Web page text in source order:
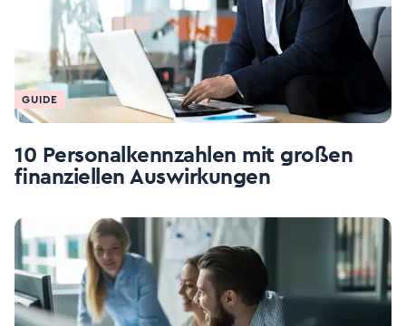
GUIDE
10 Personalkennzahlen mit großen
finanziellen Auswirkungen